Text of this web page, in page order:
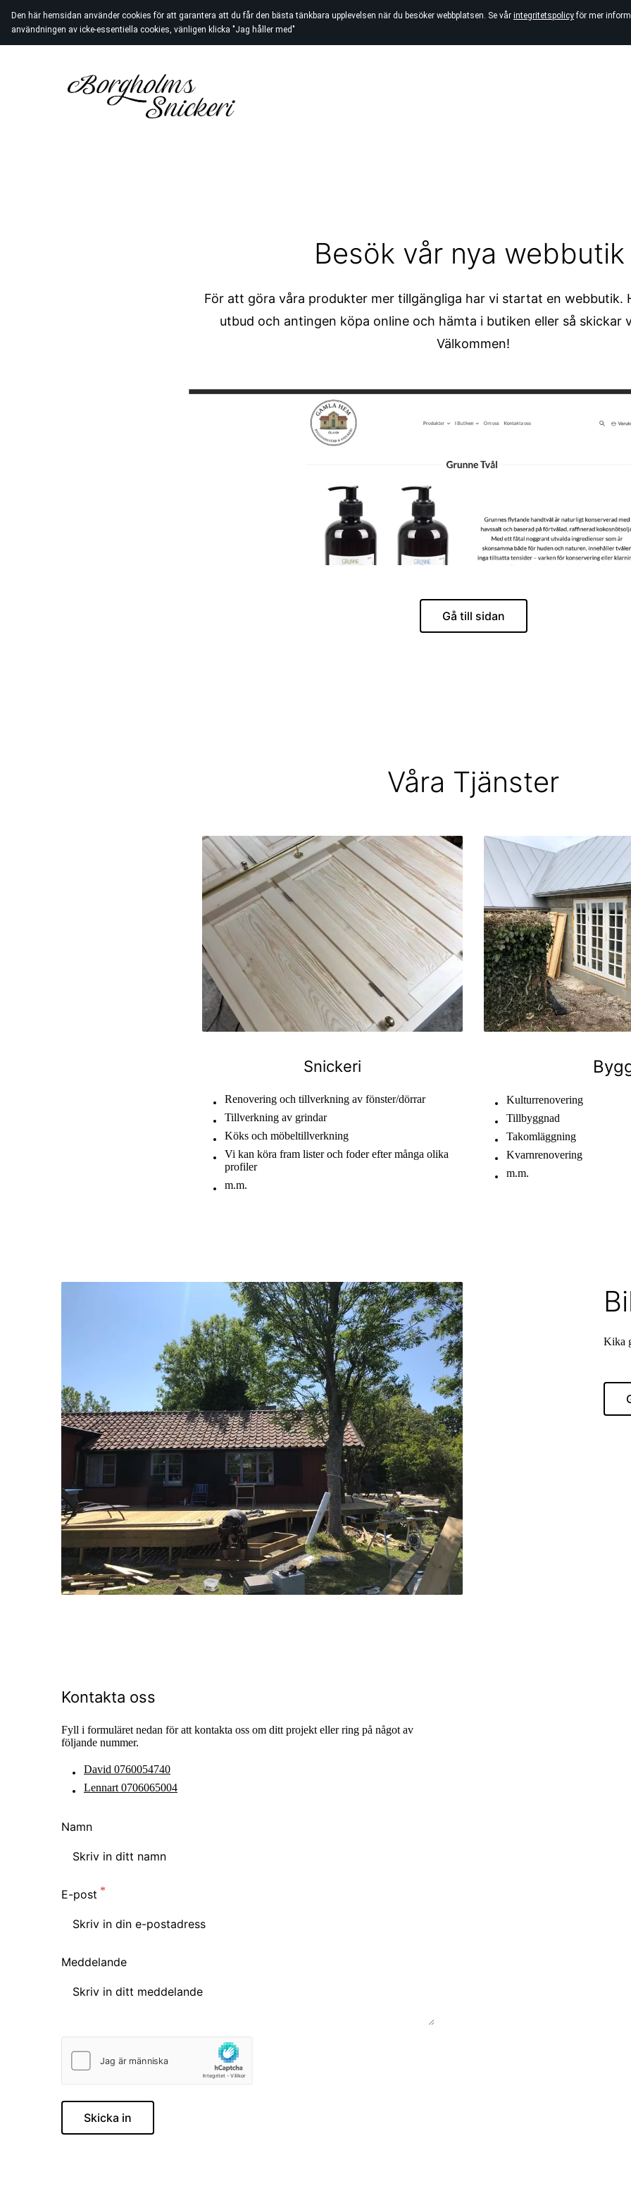
Den här hemsidan använder cookies för att garantera att du får den bästa tänkbara upplevelsen när du besöker webbplatsen. Se vår integritetspolicyför mer
användningen av icke-essentiella cookies, vänligen klicka "Jag håller med"
Besök vår nya
För att göra våra produkter mer tillgängliga har vi startat en webbutik.
utbud och antingen köpa online och hämta i butiken eller så skickar
Välkommen!
Gå till sidan
Våra Tjänster
Snickeri
Renovering och tillverkning av fönster/dörrar
Tillverkning av grindar
Köks och möbeltillverkning
Vi kan köra fram lister och foder efter många olika
profiler
m.m.
Kulturrenovering
Tillbyggnad
Takomläggning
Kvarnrenovering
m.m.
Kika
Kontakta oss
Fyll i formuläret nedan för att kontakta oss om ditt projekt eller ring på något av
följande nummer.
David 0760054740
Lennart 0706065004
Namn
E-post
Meddelande
Skicka in